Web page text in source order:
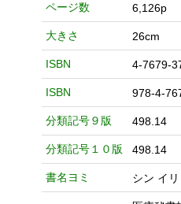
ページ数 6,126p
大きさ 26cm
ISBN 4-7679-
ISBN 978-4-
分類記号９版 498.14
分類記号１０版 498.14
書名ヨミ シン イ